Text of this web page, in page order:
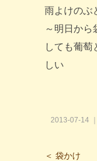
雨よけのぶ
～明日か
しても葡萄
しい
2013-07-14 ｜
＜ 袋かけ